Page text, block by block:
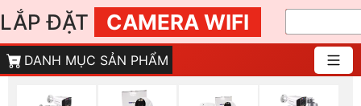
LẮP ĐẶT CAMERA WIFI
DANH MỤC SẢN PHẨM